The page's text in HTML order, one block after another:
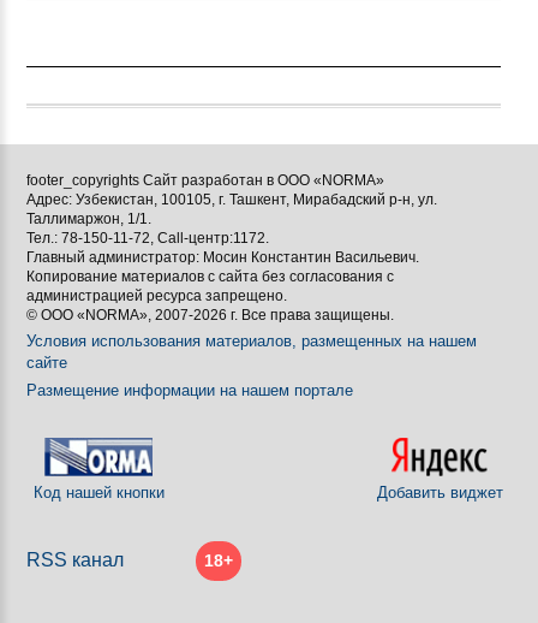
footer_copyrights Сайт разработан в ООО «NORMA»
Адрес: Узбекистан, 100105, г. Ташкент, Мирабадский р-н, ул.
Таллимаржон, 1/1.
Тел.: 78-150-11-72, Call-центр:1172.
Главный администратор: Мосин Константин Васильевич.
Копирование материалов с сайта без согласования с
администрацией ресурса запрещено.
© ООО «NORMA», 2007-2026 г. Все права защищены.
Условия использования материалов, размещенных на нашем
сайте
Размещение информации на нашем портале
Код нашей кнопки Добавить виджет
RSS канал 18+